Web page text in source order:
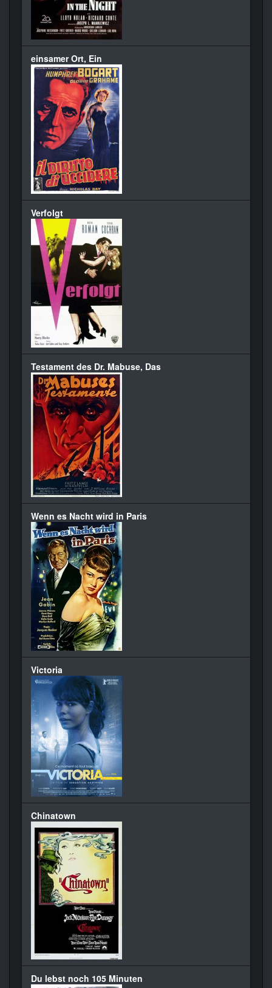
einsamer Ort, Ein
Verfolgt
Testament des Dr. Mabuse, Das
Wenn es Nacht wird in Paris
Victoria
Chinatown
Du lebst noch 105 Minuten